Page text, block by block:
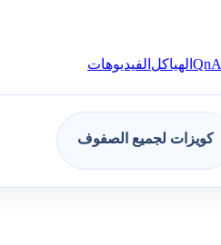
QnA الهياكل الفيديوهات
كويزات لجميع الصفوف